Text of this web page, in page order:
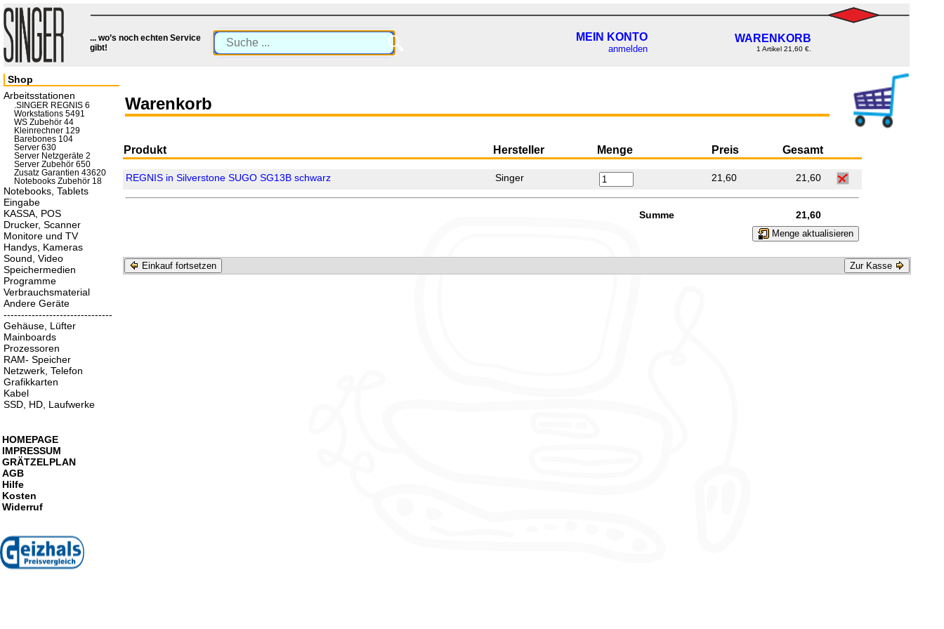
... wo’s noch echten Service
gibt!
🔍 MEIN KONTO
anmelden
WARENKORB
1 Artikel 21,60 €.
Warenkorb
Produkt Hersteller Menge Preis Gesamt
REGNIS in Silverstone SUGO SG13B schwarz Singer 21,60 21,60
Summe 21,60
Menge aktualisieren
Einkauf fortsetzen Zur Kasse
Shop
Arbeitsstationen
.SINGER REGNIS 6
Workstations 5491
WS Zubehör 44
Kleinrechner 129
Barebones 104
Server 630
Server Netzgeräte 2
Server Zubehör 650
Zusatz Garantien 43620
Notebooks Zubehör 18
Notebooks, Tablets
Eingabe
KASSA, POS
Drucker, Scanner
Monitore und TV
Handys, Kameras
Sound, Video
Speichermedien
Programme
Verbrauchsmaterial
Andere Geräte
-------------------------------
Gehäuse, Lüfter
Mainboards
Prozessoren
RAM- Speicher
Netzwerk, Telefon
Grafikkarten
Kabel
SSD, HD, Laufwerke
HOMEPAGE
IMPRESSUM
GRÄTZELPLAN
AGB
Hilfe
Kosten
Widerruf